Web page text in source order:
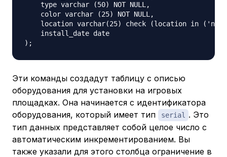
    type varchar (50) NOT NULL,
    color varchar (25) NOT NULL,
location varchar(25) check (location in
    install_date date
Эти команды создадут таблицу с описью
оборудования для установки на игровых
площадках. Она начинается с идентификатора
оборудования, который имеет тип
serial . Это
тип данных представляет собой целое число с
автоматическим инкрементированием. Вы
также указали для этого столбца ограничение в